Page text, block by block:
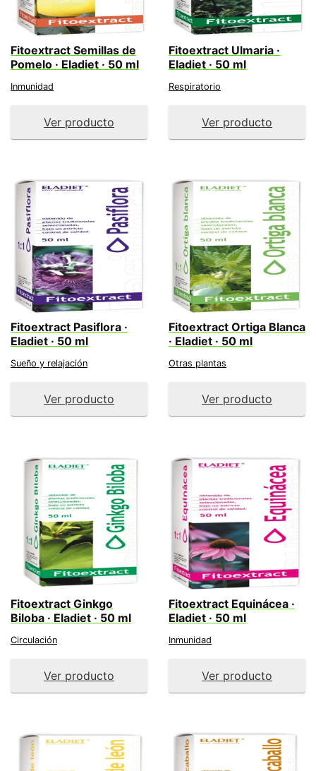
Fitoextract Semillas de
Pomelo · Eladiet · 50 ml
Inmunidad
Ver producto
Fitoextract Ulmaria ·
Eladiet · 50 ml
Respiratorio
Ver producto
Fitoextract Pasiflora ·
Eladiet · 50 ml
Sueño y relajación
Ver producto
Fitoextract Ortiga Blanca
· Eladiet · 50 ml
Otras plantas
Ver producto
Fitoextract Ginkgo
Biloba · Eladiet · 50 ml
Circulación
Ver producto
Fitoextract Equinácea ·
Eladiet · 50 ml
Inmunidad
Ver producto